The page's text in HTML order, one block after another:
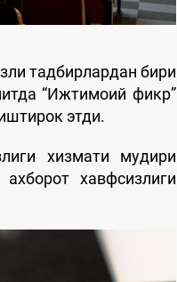
тадбирлардан бири
“Ижтимоий фикр”
этди.
хизмати мудири
хавфсизлиги